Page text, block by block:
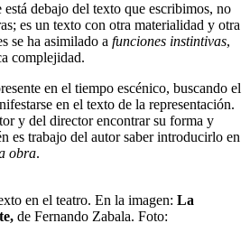
debajo del texto que escribimos, no
es un texto con otra materialidad y otra
se ha asimilado a funciones instintivas,
complejidad.
en el tiempo escénico, buscando el
en el texto de la representación.
y del director encontrar su forma y
es trabajo del autor saber introducirlo en
obra.
en el teatro. En la imagen: La
de Fernando Zabala. Foto: